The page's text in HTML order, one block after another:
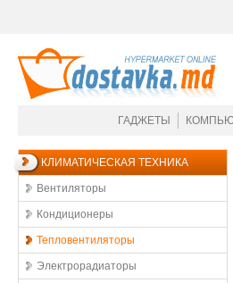
ГАДЖЕТЫ
КЛИМАТИЧЕСКАЯ ТЕХНИКА
Вентиляторы
Кондиционеры
Тепловентиляторы
Электрорадиаторы